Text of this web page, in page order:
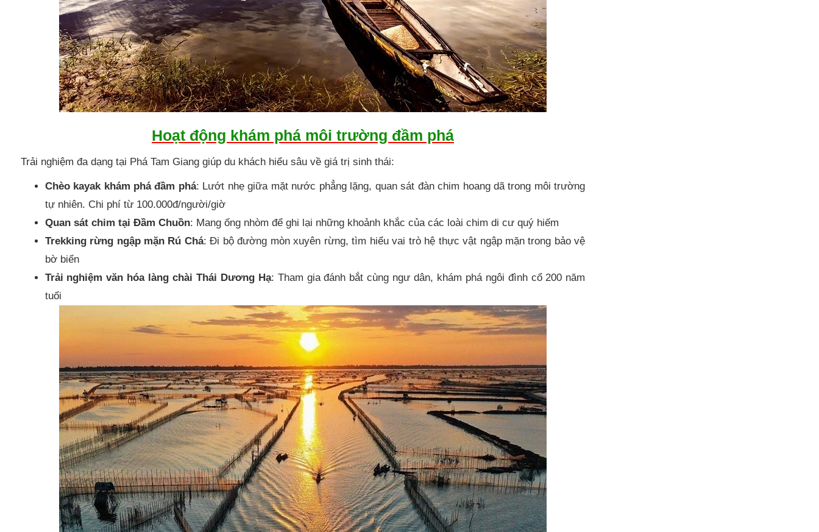
Hoạt động khám phá môi trường đầm phá
Trải nghiệm đa dạng tại Phá Tam Giang giúp du khách hiểu sâu về giá trị sinh thái:
Chèo kayak khám phá đầm phá: Lướt nhẹ giữa mặt nước phẳng lặng, quan sát đàn chim hoang dã trong môi trường
tự nhiên. Chi phí từ 100.000đ/người/giờ
Quan sát chim tại Đầm Chuồn: Mang ống nhòm để ghi lại những khoảnh khắc của các loài chim di cư quý hiếm
Trekking rừng ngập mặn Rú Chá: Đi bộ đường mòn xuyên rừng, tìm hiểu vai trò hệ thực vật ngập mặn trong bảo vệ
bờ biển
Trải nghiệm văn hóa làng chài Thái Dương Hạ: Tham gia đánh bắt cùng ngư dân, khám phá ngôi đình cổ 200 năm
tuổi